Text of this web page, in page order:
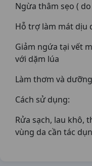
Ngừa thâm sẹo (
Hỗ trợ làm mát dịu
Giảm ngứa tại vết
với dặm lúa
Làm thơm và
Cách sử dụng:
Rửa sạch, lau khô,
vùng da cần tác